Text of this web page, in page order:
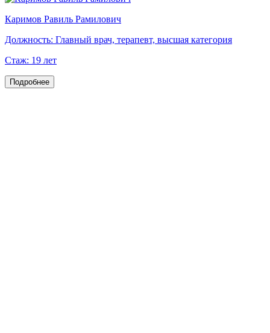
Каримов Равиль Рамилович
Должность: Главный врач, терапевт, высшая категория
Стаж: 19 лет
Подробнее